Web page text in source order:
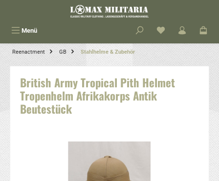
Menü
Reenactment GB Stahlhelme & Zubehör
British Army Tropical Pith Helmet
Tropenhelm Afrikakorps Antik
Beutestück